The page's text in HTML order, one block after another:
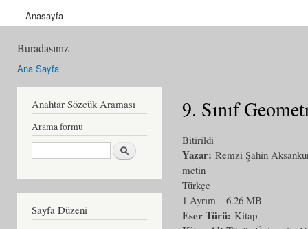
Anasayfa
Buradasınız
Ana Sayfa
Anahtar Sözcük Araması
Arama formu
Ara
Sayfa Düzeni
9. Sınıf
Bitirildi
Yazar: Remzi Şahin
metin
Türkçe
1 Ayrım
6.26 MB
Eser Türü: Kitap